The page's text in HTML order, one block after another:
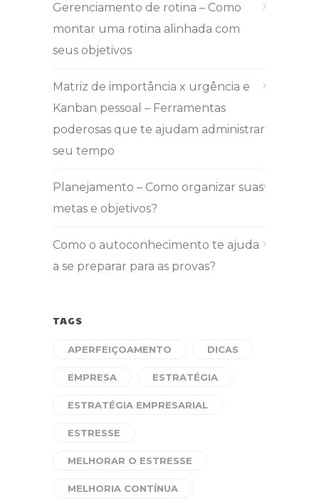
Gerenciamento de rotina – Como
montar uma rotina alinhada com
seus objetivos
Matriz de importância x urgência e
Kanban pessoal – Ferramentas
poderosas que te ajudam administrar
seu tempo
Planejamento – Como organizar suas
metas e objetivos?
Como o autoconhecimento te ajuda
a se preparar para as provas?
TAGS
APERFEIÇOAMENTO DICAS
EMPRESA ESTRATÉGIA
ESTRATÉGIA EMPRESARIAL
ESTRESSE
MELHORAR O ESTRESSE
MELHORIA CONTÍNUA